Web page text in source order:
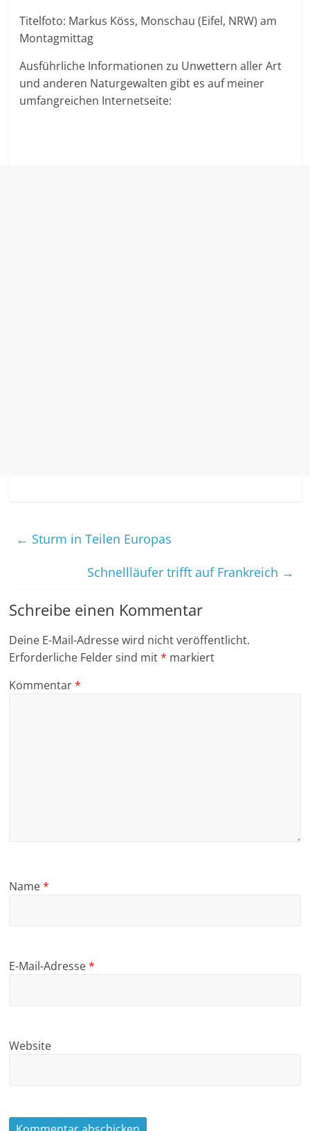
Titelfoto: Markus Köss, Monschau (Eifel, NRW) am
Montagmittag
Ausführliche Informationen zu Unwettern aller Art
und anderen Naturgewalten gibt es auf meiner
umfangreichen Internetseite:
← Sturm in Teilen Europas
Schnellläufer trifft auf Frankreich →
Schreibe einen Kommentar
Deine E-Mail-Adresse wird nicht veröffentlicht.
Erforderliche Felder sind mit* markiert
Kommentar*
Name*
E-Mail-Adresse*
Website